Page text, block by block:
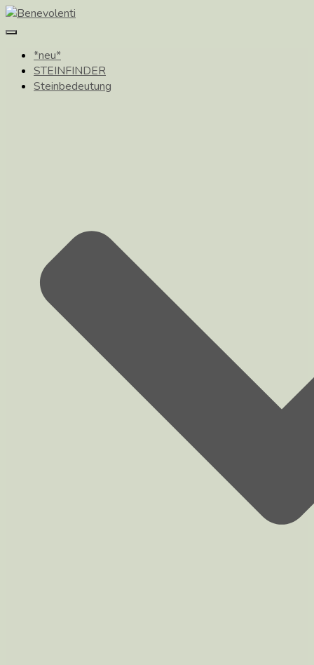
Toggle
*neu*
STEINFINDER
Steinbedeutung